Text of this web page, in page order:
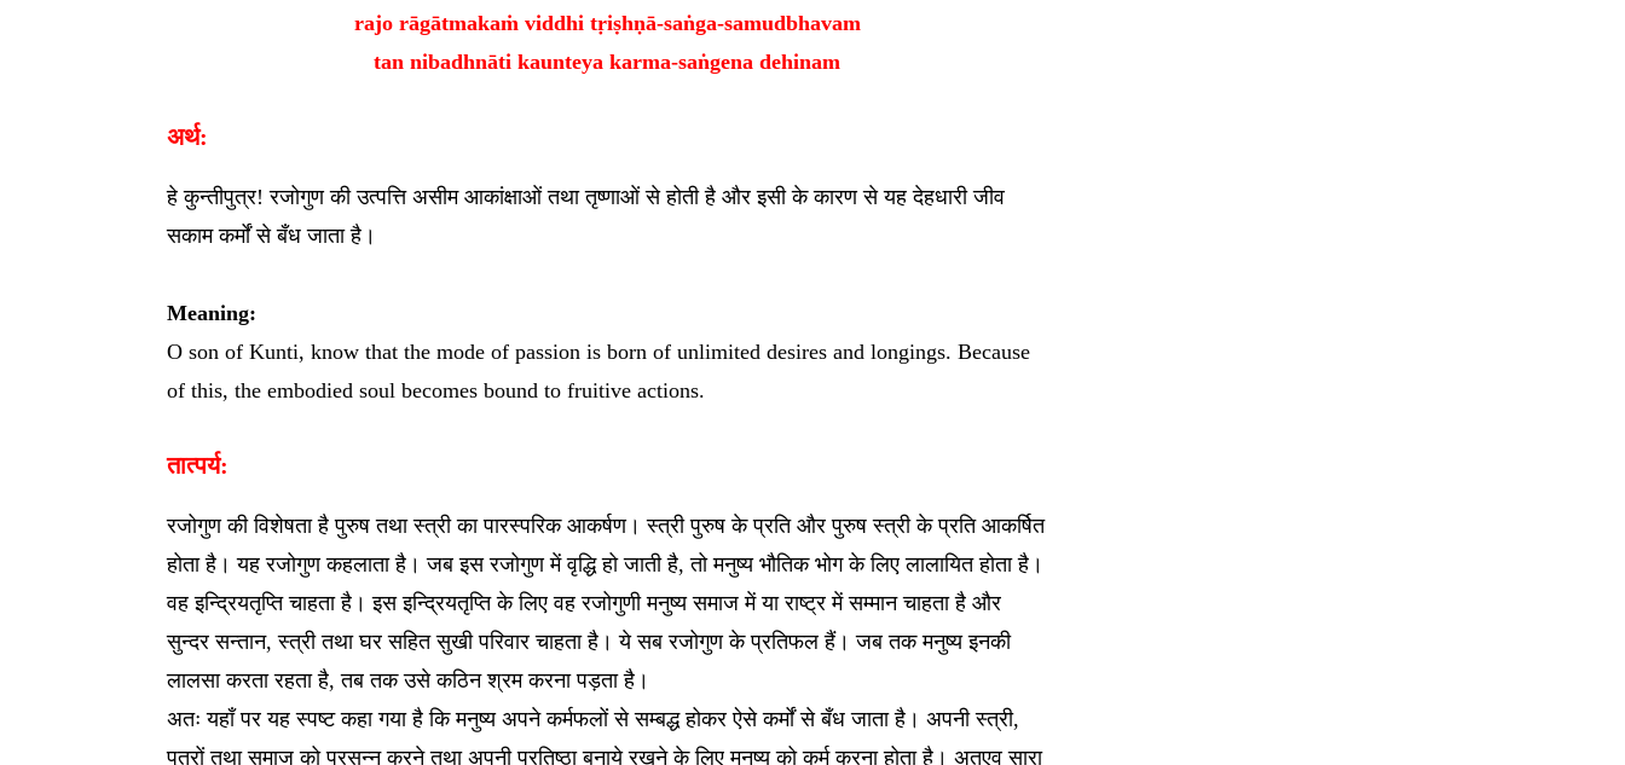
rajo rāgātmakaṁ viddhi tṛiṣhṇā-saṅga-samudbhavam
tan nibadhnāti kaunteya karma-saṅgena dehinam
अर्थ:
हे कुन्तीपुत्र! रजोगुण की उत्पत्ति असीम आकांक्षाओं तथा तृष्णाओं से होती है और इसी के कारण से यह देहधारी जीव
सकाम कर्मों से बँध जाता है।
Meaning:
O son of Kunti, know that the mode of passion is born of unlimited desires and longings. Because
of this, the embodied soul becomes bound to fruitive actions.
तात्पर्य:
रजोगुण की विशेषता है पुरुष तथा स्त्री का पारस्परिक आकर्षण। स्त्री पुरुष के प्रति और पुरुष स्त्री के प्रति आकर्षित
होता है। यह रजोगुण कहलाता है। जब इस रजोगुण में वृद्धि हो जाती है, तो मनुष्य भौतिक भोग के लिए लालायित होता है।
वह इन्द्रियतृप्ति चाहता है। इस इन्द्रियतृप्ति के लिए वह रजोगुणी मनुष्य समाज में या राष्ट्र में सम्मान चाहता है और
सुन्दर सन्तान, स्त्री तथा घर सहित सुखी परिवार चाहता है। ये सब रजोगुण के प्रतिफल हैं। जब तक मनुष्य इनकी
लालसा करता रहता है, तब तक उसे कठिन श्रम करना पड़ता है।
अतः यहाँ पर यह स्पष्ट कहा गया है कि मनुष्य अपने कर्मफलों से सम्बद्ध होकर ऐसे कर्मों से बँध जाता है। अपनी स्त्री,
पुत्रों तथा समाज को प्रसन्न करने तथा अपनी प्रतिष्ठा बनाये रखने के लिए मनुष्य को कर्म करना होता है। अतएव सारा